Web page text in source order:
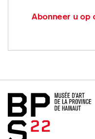
Abonneer u op
Home